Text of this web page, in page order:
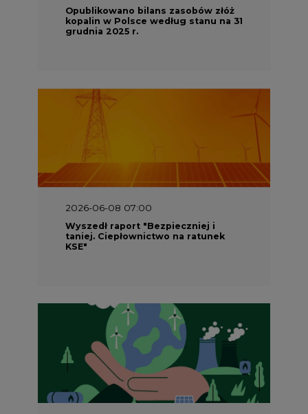
Wyszedł raport "Bezpieczniej i
taniej. Ciepłownictwo na ratunek
KSE"
2026-05-23 16:00
Wyszedł raport „Przez gaz do OZE.
Dekarbonizacja ciepłownictwa